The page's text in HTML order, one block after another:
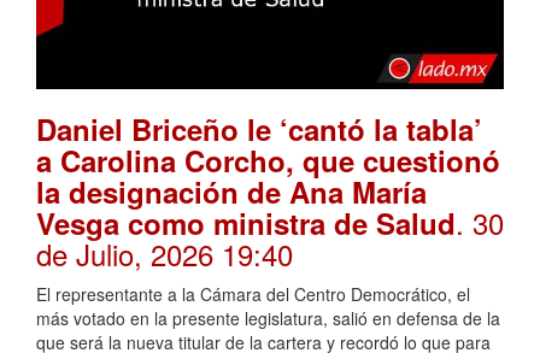
Daniel Briceño le ‘cantó la tabla’
a Carolina Corcho, que cuestionó
la designación de Ana María
Vesga como ministra de Salud. 30
de Julio, 2026 19:40
El representante a la Cámara del Centro Democrático, el
más votado en la presente legislatura, salió en defensa de la
que será la nueva titular de la cartera y recordó lo que para